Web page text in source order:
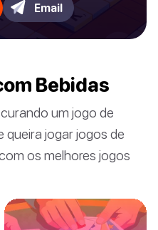
Email
Bebidas
um jogo de
queira jogar jogos de
os melhores jogos